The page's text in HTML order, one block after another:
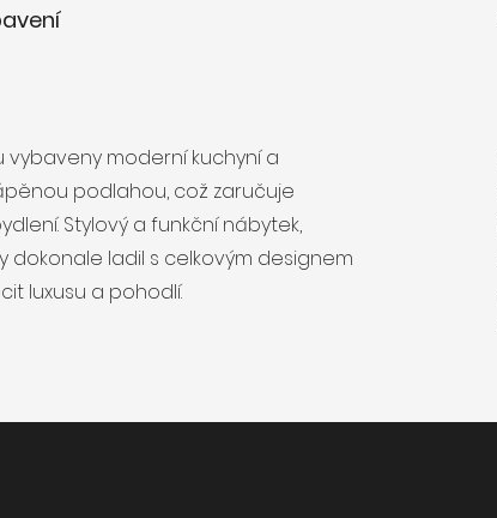
vybaveny moderní kuchyní a
podlahou, což zaručuje
Stylový a funkční nábytek,
dokonale ladil s celkovým designem
luxusu a pohodlí.